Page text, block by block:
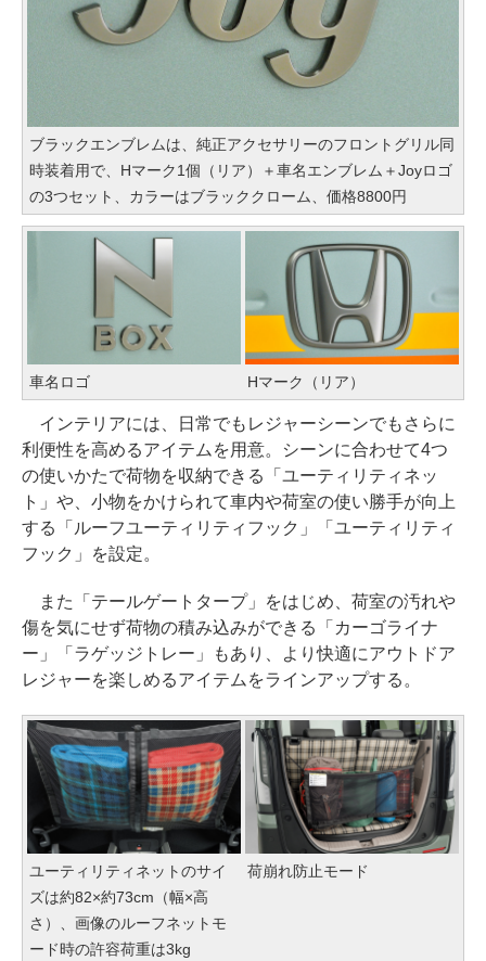
ブラックエンブレムは、純正アクセサリーのフロントグリル同
時装着用で、Hマーク1個（リア）＋車名エンブレム＋Joyロゴ
の3つセット、カラーはブラッククローム、価格8800円
車名ロゴ Hマーク（リア）
インテリアには、日常でもレジャーシーンでもさらに
利便性を高めるアイテムを用意。シーンに合わせて4つ
の使いかたで荷物を収納できる「ユーティリティネッ
ト」や、小物をかけられて車内や荷室の使い勝手が向上
する「ルーフユーティリティフック」「ユーティリティ
フック」を設定。
また「テールゲートタープ」をはじめ、荷室の汚れや
傷を気にせず荷物の積み込みができる「カーゴライナ
ー」「ラゲッジトレー」もあり、より快適にアウトドア
レジャーを楽しめるアイテムをラインアップする。
ユーティリティネットのサイ
ズは約82×約73cm（幅×高
さ）、画像のルーフネットモ
ード時の許容荷重は3kg
荷崩れ防止モード